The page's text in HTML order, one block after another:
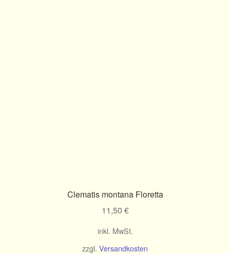
Clematis montana Floretta
11,50 €
inkl. MwSt.
zzgl. Versandkosten